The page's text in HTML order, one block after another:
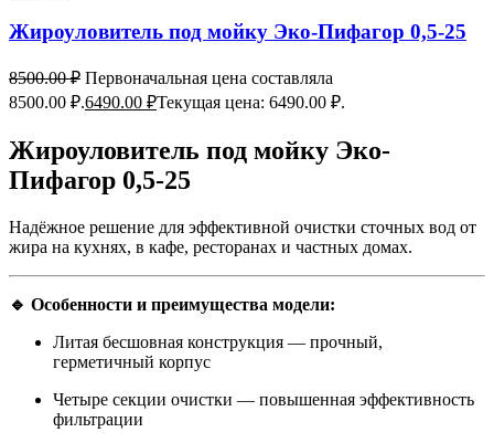
Жироуловитель под мойку Эко-Пифагор 0,5-25
8500.00₽ Первоначальная цена составляла
8500.00 ₽.6490.00 ₽Текущая цена: 6490.00 ₽.
Жироуловитель под мойку Эко-
Пифагор 0,5-25
Надёжное решение для эффективной очистки сточных вод от
жира на кухнях, в кафе, ресторанах и частных домах.
🔹 Особенности и преимущества модели:
Литая бесшовная конструкция — прочный,
герметичный корпус
Четыре секции очистки — повышенная эффективность
фильтрации